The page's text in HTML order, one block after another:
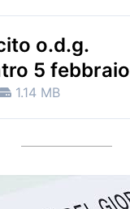
o.d.g.
5 febbraio
1.14 MB